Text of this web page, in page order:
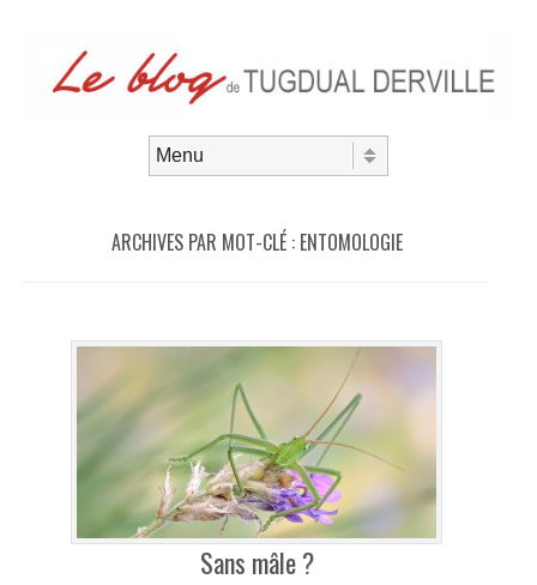
ARCHIVES PAR MOT-CLÉ : ENTOMOLOGIE
Sans mâle ?